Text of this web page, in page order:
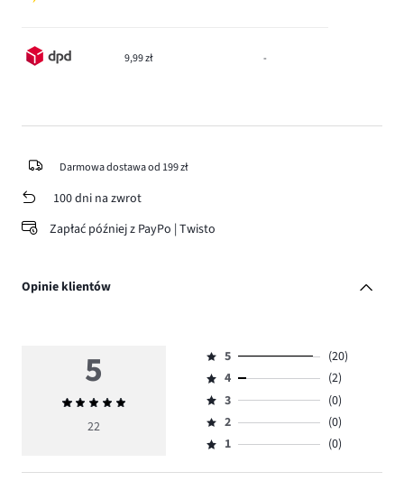
9,99 zł -
Darmowa dostawa od 199 zł
100 dni na zwrot
Zapłać później z PayPo | Twisto
Opinie klientów
5
Średnia
ocena
22
Ocena
5,
ilość
głosów
20.
5
(20)
Ocena
4,
ilość
głosów
4
(2)
Ocena
3,
ilość
3
(0)
Ocena
2,
2
(0)
Ocena
1,
1 (0)